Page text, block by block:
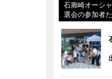
石廊崎オーシ
選会の参加者